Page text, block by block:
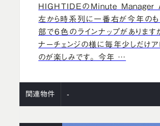
HIGHTIDEのMinute Manager
左から時系列に一番右が今年のも
部で6色のラインナップがあります
ナーチェンジの様に毎年少しだけア
のが楽しみです。 今年 …
関連物件 -